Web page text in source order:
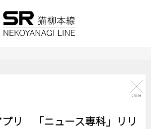
リ 「ニュース専科」リリ